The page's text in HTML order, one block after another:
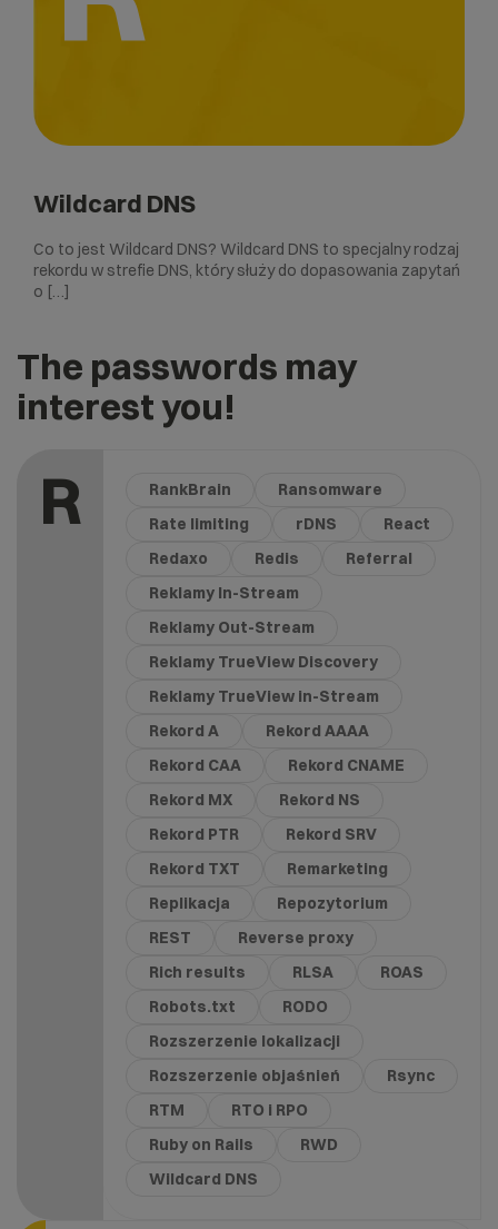
Wildcard DNS
Co to jest Wildcard DNS? Wildcard DNS to specjalny rodzaj
rekordu w strefie DNS, który służy do dopasowania zapytań
o […]
The passwords may
interest you!
R RankBrain
Ransomware
Rate limiting
rDNS
React
Redaxo
Redis
Referral
Reklamy In-Stream
Reklamy Out-Stream
Reklamy TrueView Discovery
Reklamy TrueView in-Stream
Rekord A
Rekord AAAA
Rekord CAA
Rekord CNAME
Rekord MX
Rekord NS
Rekord PTR
Rekord SRV
Rekord TXT
Remarketing
Replikacja
Repozytorium
REST
Reverse proxy
Rich results
RLSA
ROAS
Robots.txt
RODO
Rozszerzenie lokalizacji
Rozszerzenie objaśnień
Rsync
RTM
RTO i RPO
Ruby on Rails
RWD
Wildcard DNS